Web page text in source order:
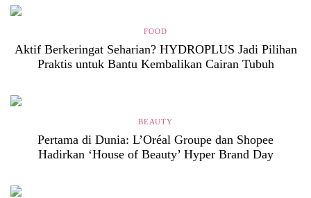
FOOD
Aktif Berkeringat Seharian? HYDROPLUS Jadi Pilihan
Praktis untuk Bantu Kembalikan Cairan Tubuh
BEAUTY
Pertama di Dunia: L’Oréal Groupe dan Shopee
Hadirkan ‘House of Beauty’ Hyper Brand Day